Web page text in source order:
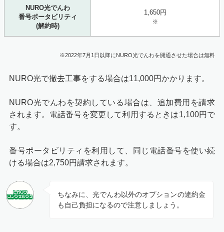
NURO光でんわ
番号ポータビリティ
(解約時)
1,650円
※
※2022年7月1日以降にNURO光でんわを開通させた場合は無料
NURO光で撤去工事をする場合は11,000円かかります。
NURO光でんわを契約している場合は、追加費用を請求
されます。電話番号を変更して利用するときは1,100円で
す。
番号ポータビリティを利用して、同じ電話番号を使い続
ける場合は2,750円請求されます。
ちなみに、光でんわ以外のオプションの違約金
も自己負担になるので注意しましょう。